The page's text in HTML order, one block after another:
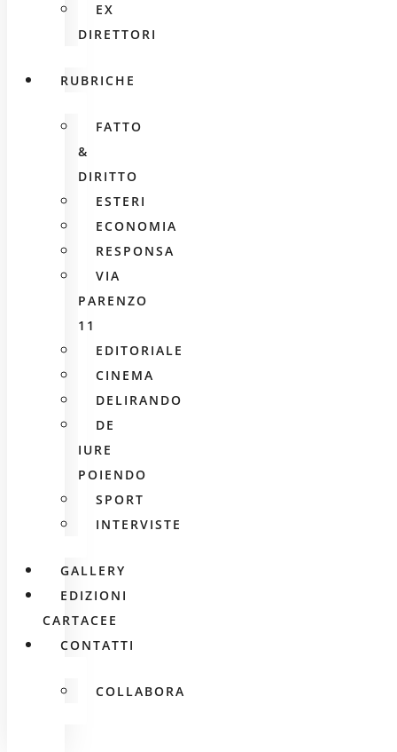
EX
DIRETTORI
RUBRICHE
FATTO
&
DIRITTO
ESTERI
ECONOMIA
RESPONSA
VIA
PARENZO
11
EDITORIALE
CINEMA
DELIRANDO
DE
IURE
POIENDO
SPORT
INTERVISTE
GALLERY
EDIZIONI
CARTACEE
CONTATTI
COLLABORA